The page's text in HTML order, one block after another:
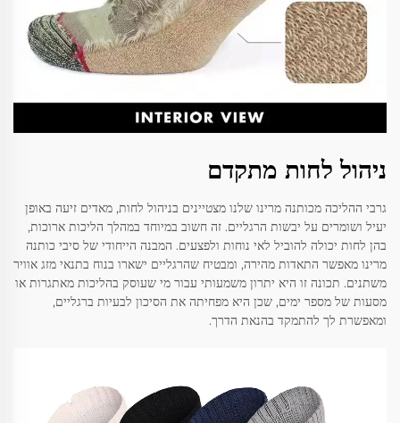
ניהול לחות מתקדם
גרבי ההליכה מכותנה מרינו שלנו מצטיינים בניהול לחות, מאדים זיעה באופן
יעיל ושומרים על יבשות הרגליים. זה חשוב במיוחד במהלך הליכות ארוכות,
בהן לחות יכולה להוביל לאי נוחות ולפצעים. המבנה הייחודי של סיבי כותנה
מרינו מאפשר התאדות מהירה, ומבטיח שהרגליים ישארו בנוח בתנאי מזג אוויר
משתנים. תכונה זו היא יתרון משמעותי עבור מי שעוסק בהליכות מאתגרות או
מסעות של מספר ימים, שכן היא מפחיתה את הסיכון לבעיות ברגליים,
ומאפשרת לך להתמקד בהנאת הדרך.